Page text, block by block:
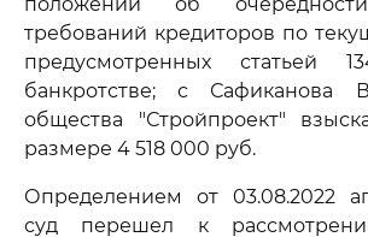
требований кредиторов по
предусмотренных статьей
банкротстве; с Сафиканова
общества "Стройпроект"
размере 4 518 000 руб.
Определением от 03.08.2022
суд перешел к